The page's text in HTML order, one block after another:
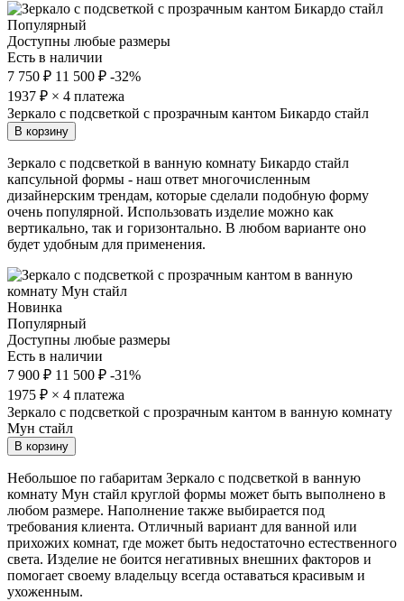
Популярный
Доступны любые размеры
Есть в наличии
7 750 ₽ 11 500 ₽ -32%
1937 ₽ × 4 платежа
Зеркало с подсветкой с прозрачным кантом Бикардо стайл
В корзину
Зеркало с подсветкой в ванную комнату Бикардо стайл
капсульной формы - наш ответ многочисленным
дизайнерским трендам, которые сделали подобную форму
очень популярной. Использовать изделие можно как
вертикально, так и горизонтально. В любом варианте оно
будет удобным для применения.
Новинка
Популярный
Доступны любые размеры
Есть в наличии
7 900 ₽ 11 500 ₽ -31%
1975 ₽ × 4 платежа
Зеркало с подсветкой с прозрачным кантом в ванную комнату
Мун стайл
В корзину
Небольшое по габаритам Зеркало с подсветкой в ванную
комнату Мун стайл круглой формы может быть выполнено в
любом размере. Наполнение также выбирается под
требования клиента. Отличный вариант для ванной или
прихожих комнат, где может быть недостаточно естественного
света. Изделие не боится негативных внешних факторов и
помогает своему владельцу всегда оставаться красивым и
ухоженным.